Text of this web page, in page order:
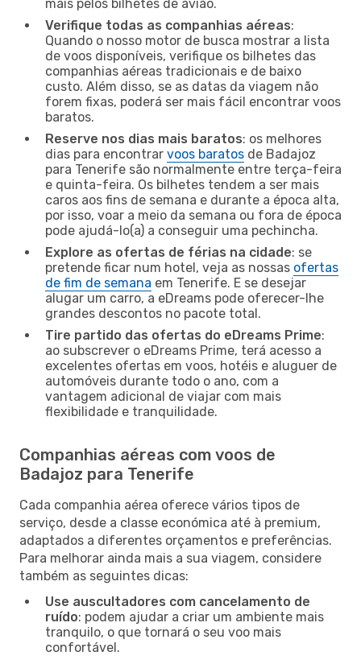
mais pelos bilhetes de avião.
Verifique todas as companhias aéreas:
Quando o nosso motor de busca mostrar a lista
de voos disponíveis, verifique os bilhetes das
companhias aéreas tradicionais e de baixo
custo. Além disso, se as datas da viagem não
forem fixas, poderá ser mais fácil encontrar voos
baratos.
Reserve nos dias mais baratos: os melhores
dias para encontrar voos baratos de Badajoz
para Tenerife são normalmente entre terça-feira
e quinta-feira. Os bilhetes tendem a ser mais
caros aos fins de semana e durante a época alta,
por isso, voar a meio da semana ou fora de época
pode ajudá-lo(a) a conseguir uma pechincha.
Explore as ofertas de férias na cidade: se
pretende ficar num hotel, veja as nossas ofertas
de fim de semana em Tenerife. E se desejar
alugar um carro, a eDreams pode oferecer-lhe
grandes descontos no pacote total.
Tire partido das ofertas do eDreams Prime:
ao subscrever o eDreams Prime, terá acesso a
excelentes ofertas em voos, hotéis e aluguer de
automóveis durante todo o ano, com a
vantagem adicional de viajar com mais
flexibilidade e tranquilidade.
Companhias aéreas com voos de
Badajoz para Tenerife
Cada companhia aérea oferece vários tipos de
serviço, desde a classe económica até à premium,
adaptados a diferentes orçamentos e preferências.
Para melhorar ainda mais a sua viagem, considere
também as seguintes dicas:
Use auscultadores com cancelamento de
ruído: podem ajudar a criar um ambiente mais
tranquilo, o que tornará o seu voo mais
confortável.